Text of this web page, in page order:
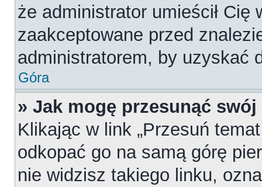
że administrator umieścił
zaakceptowane przed
administratorem, by uzyskać
Góra
» Jak mogę przesunąć
Klikając w link „Przesuń
odkopać go na samą górę
nie widzisz takiego linku,